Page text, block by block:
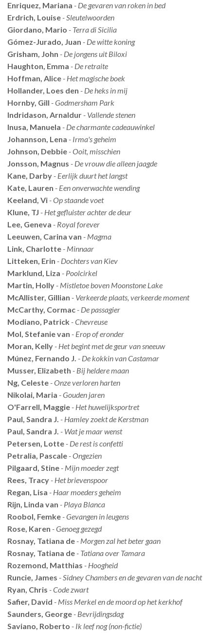
Enriquez, Mariana - De gevaren van roken in bed
Erdrich, Louise - Sleutelwoorden
Giordano, Mario - Terra di Sicilia
Gómez-Jurado, Juan - De witte koning
Grisham, John - De jongens uit Biloxi
Haughton, Emma - De retraite
Hoffman, Alice - Het magische boek
Hollander, Loes den - De heks in mij
Hornby, Gill - Godmersham Park
Indridason, Arnaldur - Vallende stenen
Inusa, Manuela - De charmante cadeauwinkel
Johannson, Lena - Irma's geheim
Johnson, Debbie - Ooit, misschien
Jonsson, Magnus - De vrouw die alleen jaagde
Kane, Darby - Eerlijk duurt het langst
Kate, Lauren - Een onverwachte wending
Keeland, Vi - Op staande voet
Klune, TJ - Het gefluister achter de deur
Lee, Geneva - Royal forever
Leeuwen, Carina van - Magma
Link, Charlotte - Minnaar
Litteken, Erin - Dochters van Kiev
Marklund, Liza - Poolcirkel
Martin, Holly - Mistletoe boven Moonstone Lake
McAllister, Gillian - Verkeerde plaats, verkeerde moment
McCarthy, Cormac - De passagier
Modiano, Patrick - Chevreuse
Mol, Stefanie van - Erop of eronder
Moran, Kelly - Het begint met de geur van sneeuw
Múnez, Fernando J. - De kokkin van Castamar
Musser, Elizabeth - Bij heldere maan
Ng, Celeste - Onze verloren harten
Nikolai, Maria - Gouden jaren
O'Farrell, Maggie - Het huwelijksportret
Paul, Sandra J. - Hamley zoekt de Kerstman
Paul, Sandra J. - Wat je maar wenst
Petersen, Lotte - De rest is confetti
Petralia, Pascale - Ongezien
Pilgaard, Stine - Mijn moeder zegt
Rees, Tracy - Het brievenspoor
Regan, Lisa - Haar moeders geheim
Rijn, Linda van - Playa Blanca
Roobol, Femke - Gevangen in leugens
Rose, Karen - Genoeg gezegd
Rosnay, Tatiana de - Morgen zal het beter gaan
Rosnay, Tatiana de - Tatiana over Tamara
Rozemond, Matthias - Hoogheid
Runcie, James - Sidney Chambers en de gevaren van de nacht
Ryan, Chris - Code zwart
Safier, David - Miss Merkel en de moord op het kerkhof
Saunders, George - Bevrijdingsdag
Saviano, Roberto - Ik leef nog (non-fictie)